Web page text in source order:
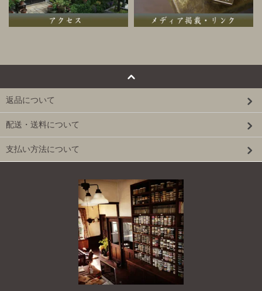
返品について
配送・送料について
支払い方法について